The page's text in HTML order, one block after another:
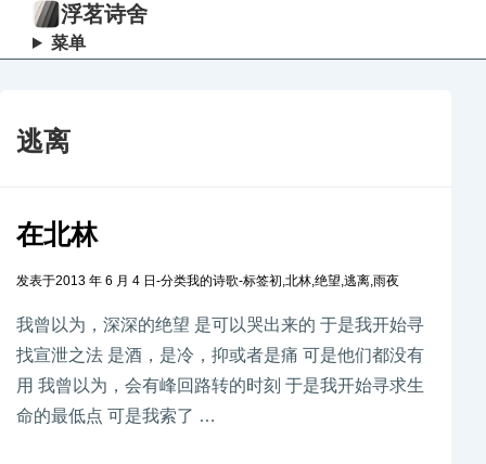
浮茗诗舍
菜单
逃离
在北林
发表于2013 年 6 月 4 日 -分类我的诗歌-标签初,北林,绝望,逃离,雨夜
我曾以为，深深的绝望 是可以哭出来的 于是我开始寻
找宣泄之法 是酒，是冷，抑或者是痛 可是他们都没有
用 我曾以为，会有峰回路转的时刻 于是我开始寻求生
命的最低点 可是我索了 …